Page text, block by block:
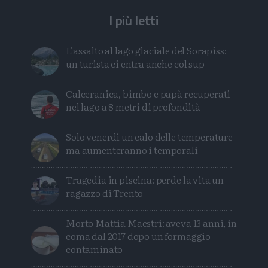
I più letti
L'assalto al lago glaciale del Sorapiss:
un turista ci entra anche col sup
Calceranica, bimbo e papà recuperati
nel lago a 8 metri di profondità
Solo venerdì un calo delle temperature
ma aumenteranno i temporali
Tragedia in piscina: perde la vita un
ragazzo di Trento
Morto Mattia Maestri: aveva 13 anni, in
coma dal 2017 dopo un formaggio
contaminato